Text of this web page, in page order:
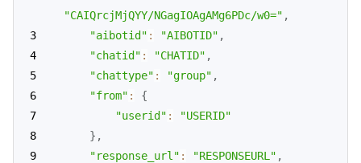
"CAIQrcjMjQYY/NGagIOAgAMg6PDc/w0=" ,
"aibotid" : "AIBOTID" ,
"chatid" : "CHATID" ,
"chattype" : "group" ,
"from" :
{
"userid" :
"USERID"
} ,
"response_url" : "RESPONSEURL" ,